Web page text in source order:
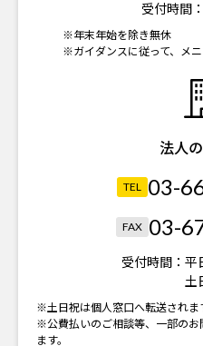
受付時間：
※年末年始を除き無休
※ガイダンスに従って、メニ
法人
TEL 03-
FAX 03-
受付時間： 平
土
※土日祝は個人窓口へ転送されま
※公費払いのご相談等、一部のお
ます。